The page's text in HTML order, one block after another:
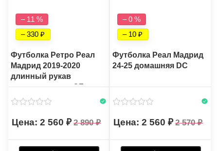
– 11 %
– 330
Футболка Ретро Реал
Мадрид 2019-2020
длинный рукав
тренировочная CZ
2 560 2 890
– 0 %
– 10
Футболка Реал Мадрид
24-25 домашняя DC
2 560 2 570